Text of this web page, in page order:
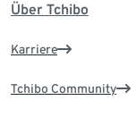
Über Tchibo
Karriere
Tchibo Community